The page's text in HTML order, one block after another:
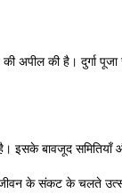
की है। दुर्गा पूजा
इसके बावजूद
के संकट के चलते